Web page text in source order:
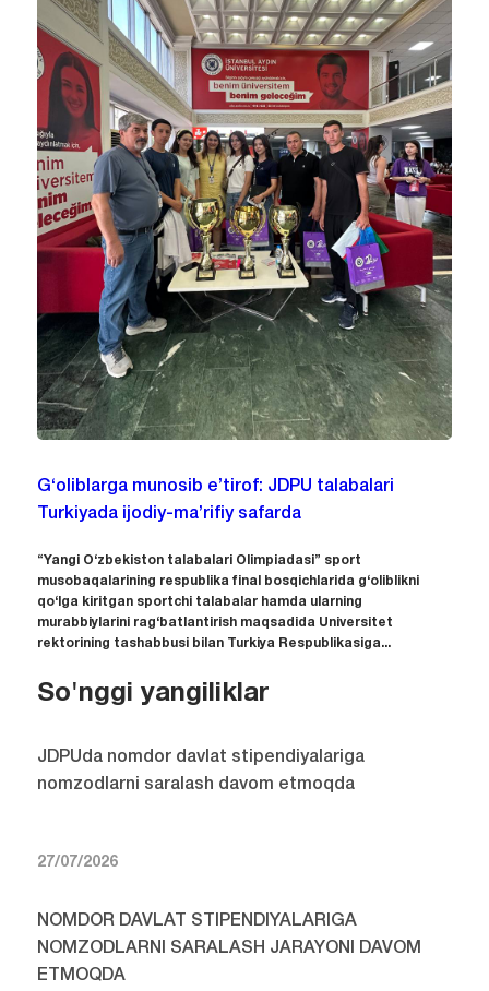
G‘oliblarga munosib e’tirof: JDPU talabalari
Turkiyada ijodiy-ma’rifiy safarda
“Yangi O‘zbekiston talabalari Olimpiadasi” sport
musobaqalarining respublika final bosqichlarida g‘oliblikni
qo‘lga kiritgan sportchi talabalar hamda ularning
murabbiylarini rag‘batlantirish maqsadida Universitet
rektorining tashabbusi bilan Turkiya Respublikasiga...
So'nggi yangiliklar
JDPUda nomdor davlat stipendiyalariga
nomzodlarni saralash davom etmoqda
27/07/2026
NOMDOR DAVLAT STIPENDIYALARIGA
NOMZODLARNI SARALASH JARAYONI DAVOM
ETMOQDA